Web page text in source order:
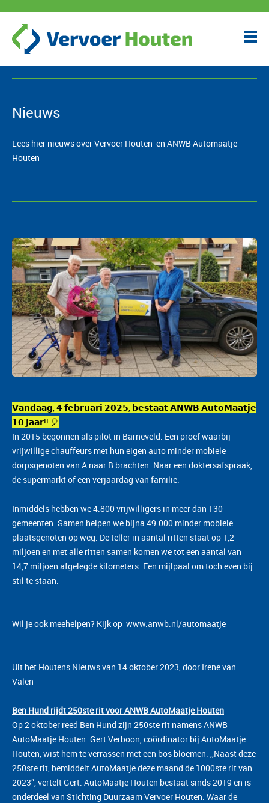
Nieuws
Lees hier nieuws over Vervoer Houten en ANWB Automaatje
Houten
𝗩𝗮𝗻𝗱𝗮𝗮𝗴, 𝟰 𝗳𝗲𝗯𝗿𝘂𝗮𝗿𝗶 𝟮𝟬𝟮𝟱, 𝗯𝗲𝘀𝘁𝗮𝗮𝘁 𝗔𝗡𝗪𝗕 𝗔𝘂𝘁𝗼𝗠𝗮𝗮𝘁𝗷𝗲
𝟭𝟬 𝗝𝗮𝗮𝗿!! 🎈
In 2015 begonnen als pilot in Barneveld. Een proef waarbij
vrijwillige chauffeurs met hun eigen auto minder mobiele
dorpsgenoten van A naar B brachten. Naar een doktersafspraak,
de supermarkt of een verjaardag van familie.
Inmiddels hebben we 4.800 vrijwilligers in meer dan 130
gemeenten. Samen helpen we bijna 49.000 minder mobiele
plaatsgenoten op weg. De teller in aantal ritten staat op 1,2
miljoen en met alle ritten samen komen we tot een aantal van
14,7 miljoen afgelegde kilometers. Een mijlpaal om toch even bij
stil te staan.
Wil je ook meehelpen? Kijk op www.anwb.nl/automaatje
Uit het Houtens Nieuws van 14 oktober 2023, door Irene van
Valen
Ben Hund rijdt 250ste rit voor ANWB AutoMaatje Houten
Op 2 oktober reed Ben Hund zijn 250ste rit namens ANWB
AutoMaatje Houten. Gert Verboon, coördinator bij AutoMaatje
Houten, wist hem te verrassen met een bos bloemen. ,,Naast deze
250ste rit, bemiddelt AutoMaatje deze maand de 1000ste rit van
2023”, vertelt Gert. AutoMaatje Houten bestaat sinds 2019 en is
onderdeel van Stichting Duurzaam Vervoer Houten. Waar de